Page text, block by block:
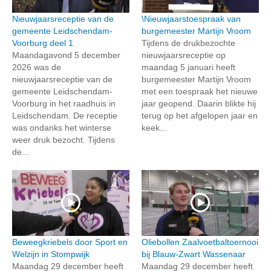
Nieuwjaarsreceptie van de
gemeente Leidschendam-
Voorburg deel 1
Maandagavond 5 december
2026 was de
nieuwjaarsreceptie van de
gemeente Leidschendam-
Voorburg in het raadhuis in
Leidschendam. De receptie
was ondanks het winterse
weer druk bezocht. Tijdens
de...
\Nieuwjaarstoespraak van
burgemeester Martijn Vroom
Tijdens de drukbezochte
nieuwjaarsreceptie op
maandag 5 januari heeft
burgemeester Martijn Vroom
met een toespraak het nieuwe
jaar geopend. Daarin blikte hij
terug op het afgelopen jaar en
keek...
Beweegkriebels door Sport en
Welzijn in Stompwijk
Maandag 29 december heeft
Oliebollen Zaalvoetbaltoernooi
bij Blauw-Zwart Wassenaar
Maandag 29 december heeft